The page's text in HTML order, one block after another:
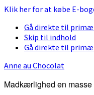
Klik her for at købe E-
Gå direkte til
Skip til indhold
Gå direkte til
Anne au Chocolat
Madkærlighed en masse